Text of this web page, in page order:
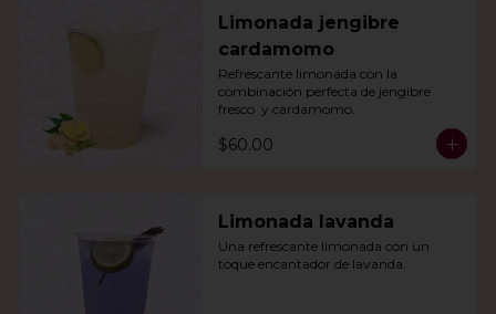
Limonada jengibre
cardamomo
Refrescante limonada con la
combinación perfecta de jengibre
fresco  y cardamomo.
$60.00
Limonada lavanda
Una refrescante limonada con un
toque encantador de lavanda.